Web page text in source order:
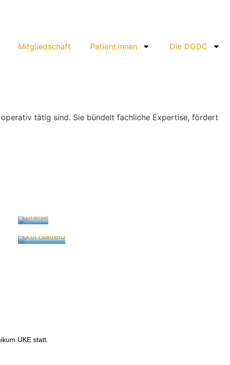
Mitgliedschaft Patient:innen Die DGDC
tätig sind. Sie bündelt fachliche Expertise, fördert
24. März 2025
UKE statt.